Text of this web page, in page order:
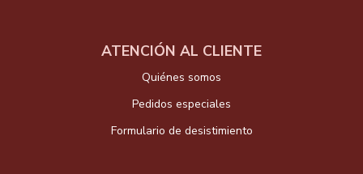
ATENCIÓN AL CLIENTE
Quiénes somos
Pedidos especiales
Formulario de desistimiento